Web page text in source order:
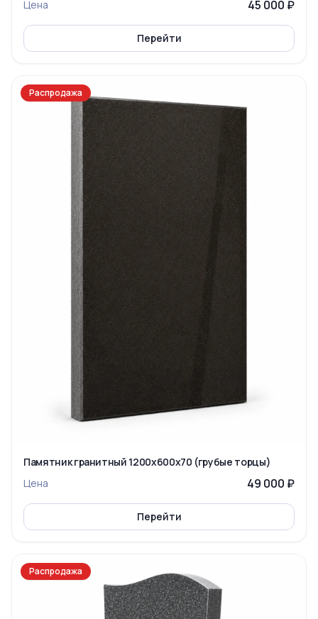
Цена 45 000 ₽
Перейти
Распродажа
Памятник гранитный 1200x600x70 (грубые торцы)
Цена
49 000 ₽
Перейти
Распродажа